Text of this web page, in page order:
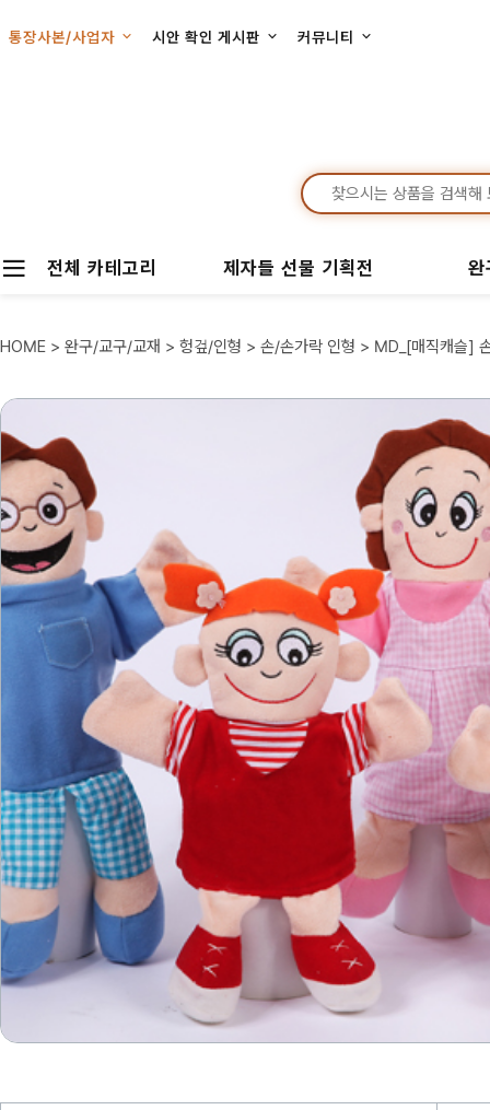
통장사본/사업자 시안 확인 게시판 커뮤니티
전체 카테고리 제자들 선물 기획전
HOME > 완구/교구/교재 > 헝겊/인형 > 손/손가락 인형 > MD_[매직캐슬]